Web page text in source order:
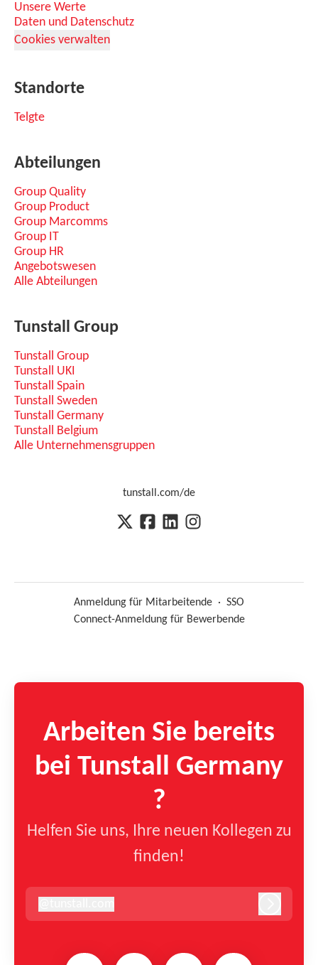
Unsere Werte
Daten und Datenschutz
Cookies verwalten
Standorte
Telgte
Abteilungen
Group Quality
Group Product
Group Marcomms
Group IT
Group HR
Angebotswesen
Alle Abteilungen
Tunstall Group
Tunstall Group
Tunstall UKI
Tunstall Spain
Tunstall Sweden
Tunstall Germany
Tunstall Belgium
Alle Unternehmensgruppen
tunstall.com/de
Anmeldung für Mitarbeitende · SSO
Connect-Anmeldung für Bewerbende
Arbeiten Sie bereits
bei Tunstall Germany
?
Helfen Sie uns, Ihre neuen Kollegen zu
finden!
tunstall.com